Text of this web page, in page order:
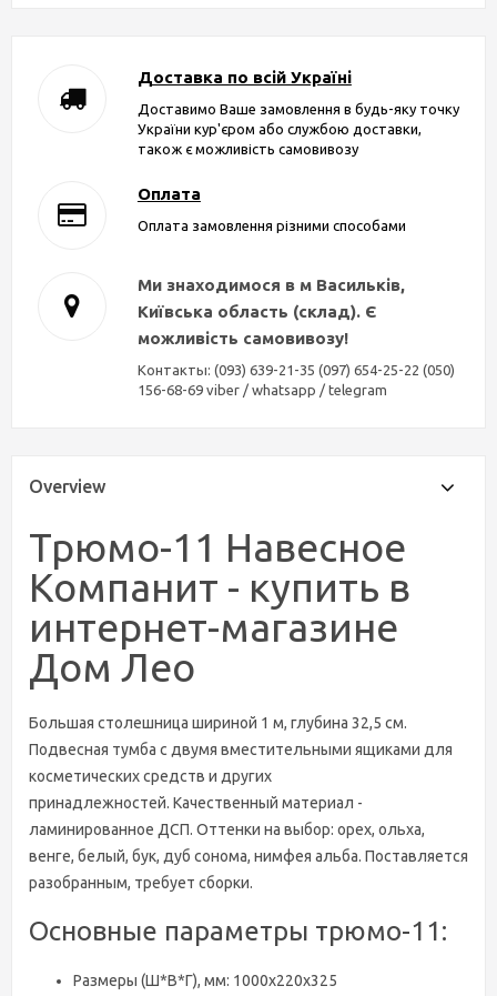
Доставка по всій Україні
Доставимо Ваше замовлення в будь-яку точку
України кур'єром або службою доставки,
також є можливість самовивозу
Оплата
Оплата замовлення різними способами
Ми знаходимося в м Васильків,
Київська область (склад). Є
можливість самовивозу!
Контакты: (093) 639-21-35 (097) 654-25-22 (050)
156-68-69 viber / whatsapp / telegram
Overview
Трюмо-11 Навесное
Компанит - купить в
интернет-магазине
Дом Лео
Большая столешница шириной 1 м, глубина 32,5 см.
Подвесная тумба с двумя вместительными ящиками для
косметических средств и других
принадлежностей. Качественный материал -
ламинированное ДСП. Оттенки на выбор: орех, ольха,
венге, белый, бук, дуб сонома, нимфея альба. Поставляется
разобранным, требует сборки.
Основные параметры трюмо-11:
Размеры (Ш*В*Г), мм: 1000х220х325